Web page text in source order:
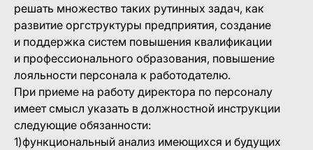
решать множество таких рутинных задач, как
развитие оргструктуры предприятия, создание
и поддержка систем повышения квалификации
и профессионального образования, повышение
лояльности персонала к работодателю.
При приеме на работу директора по персоналу
имеет смысл указать в должностной инструкции
следующие обязанности:
1)функциональный анализ имеющихся и будущих